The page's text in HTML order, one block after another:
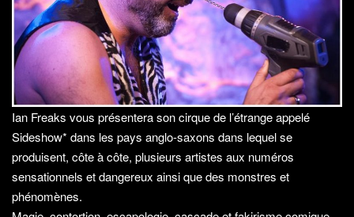
Ian Freaks vous présentera son cirque de l’étrange appelé
Sideshow* dans les pays anglo-saxons dans lequel se
produisent, côte à côte, plusieurs artistes aux numéros
sensationnels et dangereux ainsi que des monstres et
phénomènes.